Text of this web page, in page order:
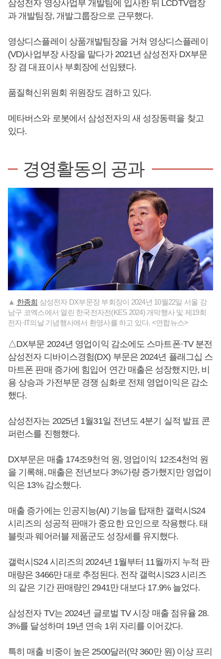
삼성전자 영상사업부 개발팀에 입사한 뒤 LCDTV랩장
과 개발팀장, 개발그룹장으로 근무했다.
영상디스플레이 상품개발팀장을 거쳐 영상디스플레이
(VD)사업부장 사장을 맡다가 2021년 삼성전자 DX부문
장 겸 대표이사 부회장에 선임됐다.
품질혁신위원회 위원장도 겸하고 있다.
메타버스와 로봇에서 삼성전자의 새 성장동력을 찾고
있다.
경영활동의 공과
▲ 한종희 삼성전자 DX부문장 부회장이 2024년 10월22일 서울 강
남구 코엑스에서 열린 한국전자전(KES 2024) 개막행사 및 제19회
전자·IT의날 기념행사에서 환영사를 하고 있다. <연합뉴스>
△DX부문 2024년 영업이익 감소에도 스마트폰·TV 분전
삼성전자 디바이스경험(DX) 부문은 2024년 플래그십 스
마트폰 판매 증가에 힘입어 연간 매출은 성장했지만, 비
용 상승과 가전부문 경쟁 심화로 전체 영업이익은 감소
했다.
삼성전자는 2025년 1월31일 전년도 4분기 실적 발표 콘
퍼런스를 진행했다.
DX부문은 매출 174조9천억 원, 영업이익 12조4천억 원
을 기록해, 매출은 전년보다 3%가량 증가했지만 영업이
익은 13% 감소했다.
매출 증가에는 인공지능(AI) 기능을 탑재한 갤럭시S24
시리즈의 성공적 판매가 중요한 요인으로 작용했다. 태
블릿과 웨어러블 제품군도 성장세를 유지했다.
갤럭시S24 시리즈의 2024년 1월부터 11월까지 누적 판
매량은 3466만 대로 추정된다. 전작 갤럭시S23 시리즈
의 같은 기간 판매량인 2941만 대보다 17.9% 늘었다.
삼성전자 TV는 2024년 글로벌 TV 시장 매출 점유율 28.
3%를 달성하며 19년 연속 1위 자리를 이어갔다.
특히 매출 비중이 높은 2500달러(약 360만 원) 이상 프리